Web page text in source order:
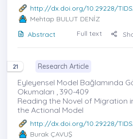
http://dx.doi.org/10.29228/
Mehtap BULUT DENİZ
Abstract
Full text
21 Research Article
Eyleyensel Model Bağlamında
Okumaları , 390-409
Reading the Novel of Migration
the Actional Model
http://dx.doi.org/10.29228/
Burak ÇAVUŞ